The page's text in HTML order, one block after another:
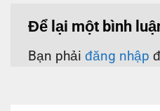
Để lại một bình
Bạn phải đăng nhập